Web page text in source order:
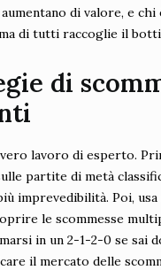
aumentano di valore, e
di tutti raccoglie il
di
lavoro di esperto.
partite di metà
imprevedibilità. Poi,
le scommesse
in un 2-1-2-0 se sai
il mercato delle